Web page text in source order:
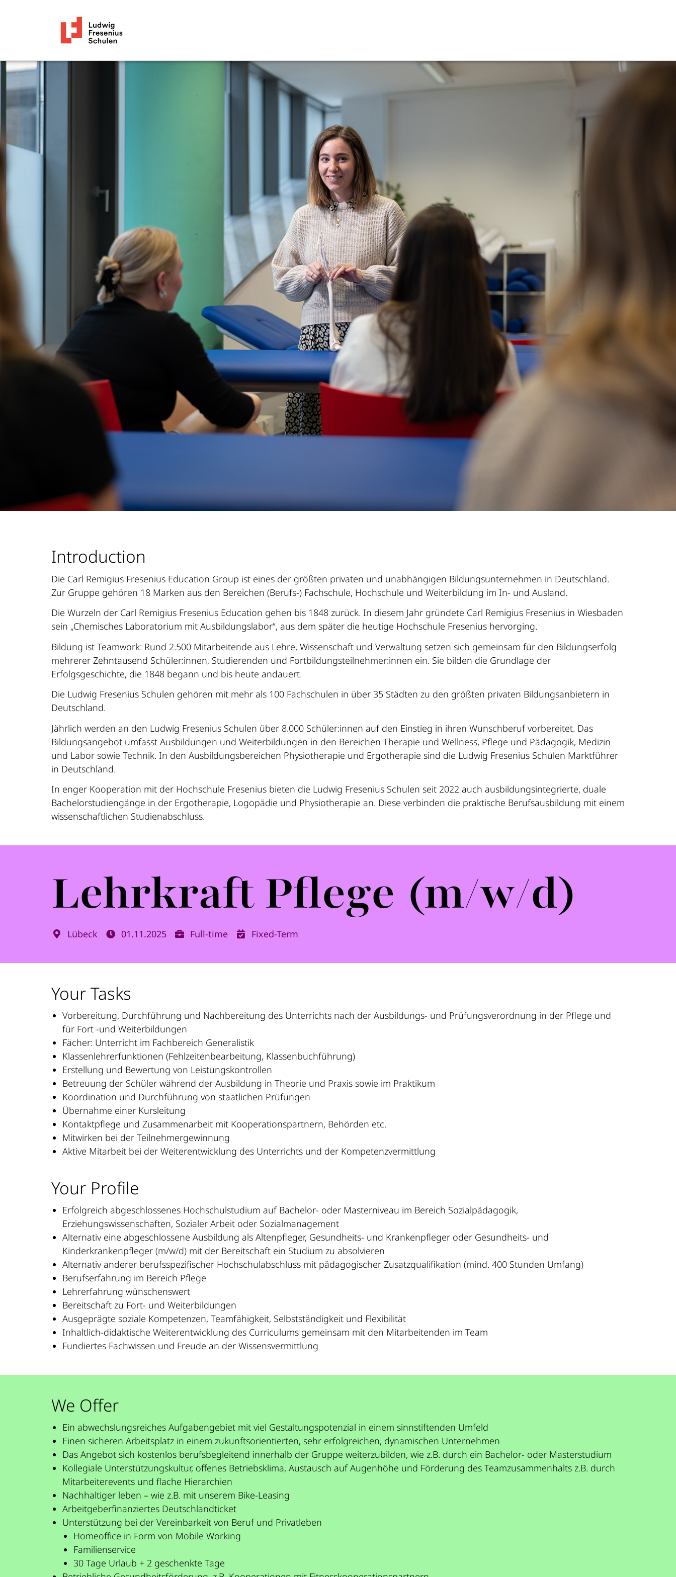
Lehrkraft Pflege (m/w/d)
Lübeck 01.11.2025 Full-time Fixed-Term
Introduction
Die Carl Remigius Fresenius Education Group ist eines der größten privaten und unabhängigen Bildungsunternehmen in Deutschland.
Zur Gruppe gehören 18 Marken aus den Bereichen (Berufs-) Fachschule, Hochschule und Weiterbildung im In- und Ausland.
Die Wurzeln der Carl Remigius Fresenius Education gehen bis 1848 zurück. In diesem Jahr gründete Carl Remigius Fresenius in Wiesbaden
sein „Chemisches Laboratorium mit Ausbildungslabor“, aus dem später die heutige Hochschule Fresenius hervorging.
Bildung ist Teamwork: Rund 2.500 Mitarbeitende aus Lehre, Wissenschaft und Verwaltung setzen sich gemeinsam für den Bildungserfolg
mehrerer Zehntausend Schüler:innen, Studierenden und Fortbildungsteilnehmer:innen ein. Sie bilden die Grundlage der
Erfolgsgeschichte, die 1848 begann und bis heute andauert.
Die Ludwig Fresenius Schulen gehören mit mehr als 100 Fachschulen in über 35 Städten zu den größten privaten Bildungsanbietern in
Deutschland.
Jährlich werden an den Ludwig Fresenius Schulen über 8.000 Schüler:innen auf den Einstieg in ihren Wunschberuf vorbereitet. Das
Bildungsangebot umfasst Ausbildungen und Weiterbildungen in den Bereichen Therapie und Wellness, Pflege und Pädagogik, Medizin
und Labor sowie Technik. In den Ausbildungsbereichen Physiotherapie und Ergotherapie sind die Ludwig Fresenius Schulen Marktführer
in Deutschland.
In enger Kooperation mit der Hochschule Fresenius bieten die Ludwig Fresenius Schulen seit 2022 auch ausbildungsintegrierte, duale
Bachelorstudiengänge in der Ergotherapie, Logopädie und Physiotherapie an. Diese verbinden die praktische Berufsausbildung mit einem
wissenschaftlichen Studienabschluss.
Your Tasks
Vorbereitung, Durchführung und Nachbereitung des Unterrichts nach der Ausbildungs- und Prüfungsverordnung in der Pflege und
für Fort -und Weiterbildungen
Fächer: Unterricht im Fachbereich Generalistik
Klassenlehrerfunktionen (Fehlzeitenbearbeitung, Klassenbuchführung)
Erstellung und Bewertung von Leistungskontrollen
Betreuung der Schüler während der Ausbildung in Theorie und Praxis sowie im Praktikum
Koordination und Durchführung von staatlichen Prüfungen
Übernahme einer Kursleitung
Kontaktpflege und Zusammenarbeit mit Kooperationspartnern, Behörden etc.
Mitwirken bei der Teilnehmergewinnung
Aktive Mitarbeit bei der Weiterentwicklung des Unterrichts und der Kompetenzvermittlung
Your Profile
Erfolgreich abgeschlossenes Hochschulstudium auf Bachelor- oder Masterniveau im Bereich Sozialpädagogik,
Erziehungswissenschaften, Sozialer Arbeit oder Sozialmanagement
Alternativ eine abgeschlossene Ausbildung als Altenpfleger, Gesundheits- und Krankenpfleger oder Gesundheits- und
Kinderkrankenpfleger (m/w/d) mit der Bereitschaft ein Studium zu absolvieren
Alternativ anderer berufsspezifischer Hochschulabschluss mit pädagogischer Zusatzqualifikation (mind. 400 Stunden Umfang)
Berufserfahrung im Bereich Pflege
Lehrerfahrung wünschenswert
Bereitschaft zu Fort- und Weiterbildungen
Ausgeprägte soziale Kompetenzen, Teamfähigkeit, Selbstständigkeit und Flexibilität
Inhaltlich-didaktische Weiterentwicklung des Curriculums gemeinsam mit den Mitarbeitenden im Team
Fundiertes Fachwissen und Freude an der Wissensvermittlung
We Offer
Ein abwechslungsreiches Aufgabengebiet mit viel Gestaltungspotenzial in einem sinnstiftenden Umfeld
Einen sicheren Arbeitsplatz in einem zukunftsorientierten, sehr erfolgreichen, dynamischen Unternehmen
Das Angebot sich kostenlos berufsbegleitend innerhalb der Gruppe weiterzubilden, wie z.B. durch ein Bachelor- oder Masterstudium
Kollegiale Unterstützungskultur, offenes Betriebsklima, Austausch auf Augenhöhe und Förderung des Teamzusammenhalts z.B. durch
Mitarbeiterevents und flache Hierarchien
Nachhaltiger leben – wie z.B. mit unserem Bike-Leasing
Arbeitgeberfinanziertes Deutschlandticket
Unterstützung bei der Vereinbarkeit von Beruf und Privatleben
Homeoffice in Form von Mobile Working
Familienservice
30 Tage Urlaub + 2 geschenkte Tage